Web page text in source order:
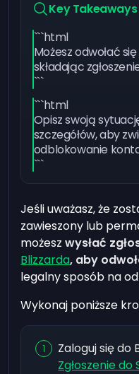
Key Takeaways
```html
Możesz odwołać
składając
```
```html
Opisz swoją
szczegółów, aby
odblokowanie
```
Jeśli uważasz, że
zawieszony lub
możeszwysłać
Blizzarda, aby
legalny sposób na
Wykonaj poniższe
Zaloguj się do
Zgłoszenie